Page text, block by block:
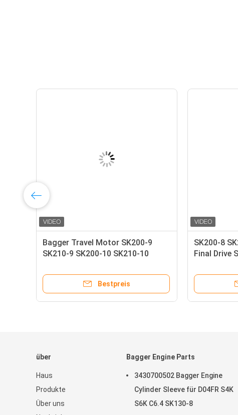
Bagger Travel Motor SK200-9
SK210-9 SK200-10 SK210-10
Bestpreis
SK200-8
Final Drive
über
Haus
Produkte
Über uns
Bagger Engine Parts
3430700502 Bagger Engine
Cylinder Sleeve für D04FR S4K
S6K C6.4 SK130-8